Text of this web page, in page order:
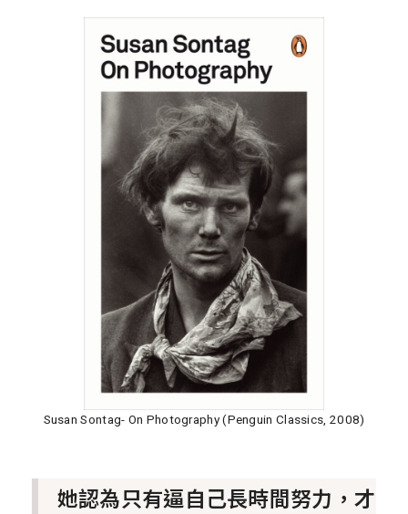
Susan Sontag- On Photography (Penguin Classics, 2008)
她認為只有逼自己長時間努力，才